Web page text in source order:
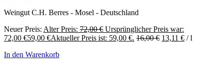
Weingut C.H. Berres - Mosel - Deutschland
Neuer Preis: Alter Preis: 72,00€ Ursprünglicher Preis war:
72,00 €59,00 €Aktueller Preis ist: 59,00 €. 16,00€ 13,11 € /l
In den Warenkorb